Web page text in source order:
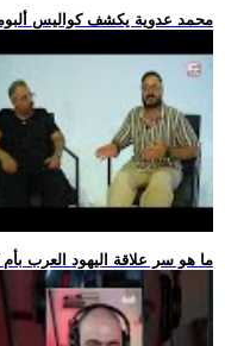
.. محمد عدوية يكشف كواليس
.. ما هو سر علاقة اليهود العرب